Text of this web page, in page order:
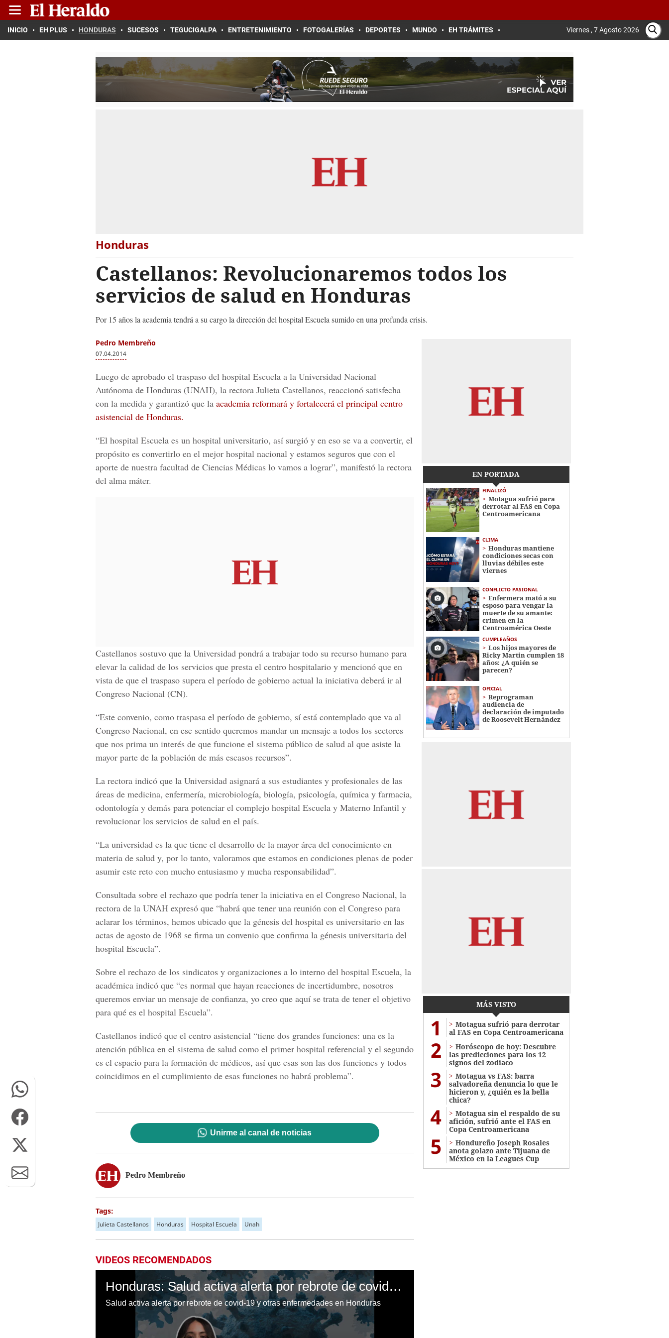
INICIO EH PLUS HONDURAS SUCESOS TEGUCIGALPA ENTRETENIMIENTO FOTOGALERÍAS DEPORTES MUNDO EH TRÁMITES Viernes , 7 Agosto 2026
Honduras
Castellanos: Revolucionaremos todos los
servicios de salud en Honduras
Por 15 años la academia tendrá a su cargo la dirección del hospital Escuela sumido en una profunda crisis.
Pedro Membreño
07.04.2014
Luego de aprobado el traspaso del hospital Escuela a la Universidad Nacional
Autónoma de Honduras (UNAH), la rectora Julieta Castellanos, reaccionó satisfecha
con la medida y garantizó que la academia reformará y fortalecerá el principal centro
asistencial de Honduras.
“El hospital Escuela es un hospital universitario, así surgió y en eso se va a convertir, el
propósito es convertirlo en el mejor hospital nacional y estamos seguros que con el
aporte de nuestra facultad de Ciencias Médicas lo vamos a lograr”, manifestó la rectora
del alma máter.
Castellanos sostuvo que la Universidad pondrá a trabajar todo su recurso humano para
elevar la calidad de los servicios que presta el centro hospitalario y mencionó que en
vista de que el traspaso supera el período de gobierno actual la iniciativa deberá ir al
Congreso Nacional (CN).
“Este convenio, como traspasa el período de gobierno, sí está contemplado que va al
Congreso Nacional, en ese sentido queremos mandar un mensaje a todos los sectores
que nos prima un interés de que funcione el sistema público de salud al que asiste la
mayor parte de la población de más escasos recursos”.
La rectora indicó que la Universidad asignará a sus estudiantes y profesionales de las
áreas de medicina, enfermería, microbiología, biología, psicología, química y farmacia,
odontología y demás para potenciar el complejo hospital Escuela y Materno Infantil y
revolucionar los servicios de salud en el país.
“La universidad es la que tiene el desarrollo de la mayor área del conocimiento en
materia de salud y, por lo tanto, valoramos que estamos en condiciones plenas de poder
asumir este reto con mucho entusiasmo y mucha responsabilidad”.
Consultada sobre el rechazo que podría tener la iniciativa en el Congreso Nacional, la
rectora de la UNAH expresó que “habrá que tener una reunión con el Congreso para
aclarar los términos, hemos ubicado que la génesis del hospital es universitario en las
actas de agosto de 1968 se firma un convenio que confirma la génesis universitaria del
hospital Escuela”.
Sobre el rechazo de los sindicatos y organizaciones a lo interno del hospital Escuela, la
académica indicó que “es normal que hayan reacciones de incertidumbre, nosotros
queremos enviar un mensaje de confianza, yo creo que aquí se trata de tener el objetivo
para qué es el hospital Escuela”.
Castellanos indicó que el centro asistencial “tiene dos grandes funciones: una es la
atención pública en el sistema de salud como el primer hospital referencial y el segundo
es el espacio para la formación de médicos, así que esas son las dos funciones y todos
coincidimos en el cumplimiento de esas funciones no habrá problema”.
Unirme al canal de noticias
Pedro Membreño
Tags:
Julieta Castellanos Honduras Hospital Escuela Unah
VIDEOS RECOMENDADOS
Honduras: Salud activa alerta por rebrote de covid-19 y otras enfermedades
Salud activa alerta por rebrote de covid-19 y otras enfermedades en Honduras
EN PORTADA
FINALIZÓ
Motagua sufrió para
derrotar al FAS en Copa
Centroamericana
CLIMA
Honduras mantiene
condiciones secas con
lluvias débiles este
viernes
CONFLICTO PASIONAL
Enfermera mató a su
esposo para vengar la
muerte de su amante:
crimen en la
Centroamérica Oeste
CUMPLEAÑOS
Los hijos mayores de
Ricky Martin cumplen 18
años: ¿A quién se
parecen?
OFICIAL
Reprograman
audiencia de
declaración de imputado
de Roosevelt Hernández
MÁS VISTO
1
Motagua sufrió para derrotar
al FAS en Copa Centroamericana
2
Horóscopo de hoy: Descubre
las predicciones para los 12
signos del zodiaco
3
Motagua vs FAS: barra
salvadoreña denuncia lo que le
hicieron y, ¿quién es la bella
chica?
4
Motagua sin el respaldo de su
afición, sufrió ante el FAS en
Copa Centroamericana
5
Hondureño Joseph Rosales
anota golazo ante Tijuana de
México en la Leagues Cup